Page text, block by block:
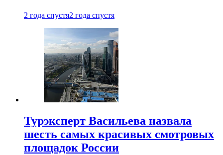
2 года спустя2 года спустя
Турэксперт Васильева назвала
шесть самых красивых смотровых
площадок России